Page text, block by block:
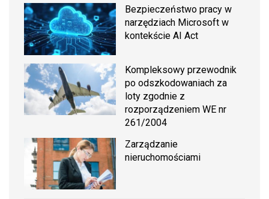
Bezpieczeństwo pracy w
narzędziach Microsoft w
kontekście AI Act
Kompleksowy przewodnik
po odszkodowaniach za
loty zgodnie z
rozporządzeniem WE nr
261/2004
Zarządzanie
nieruchomościami